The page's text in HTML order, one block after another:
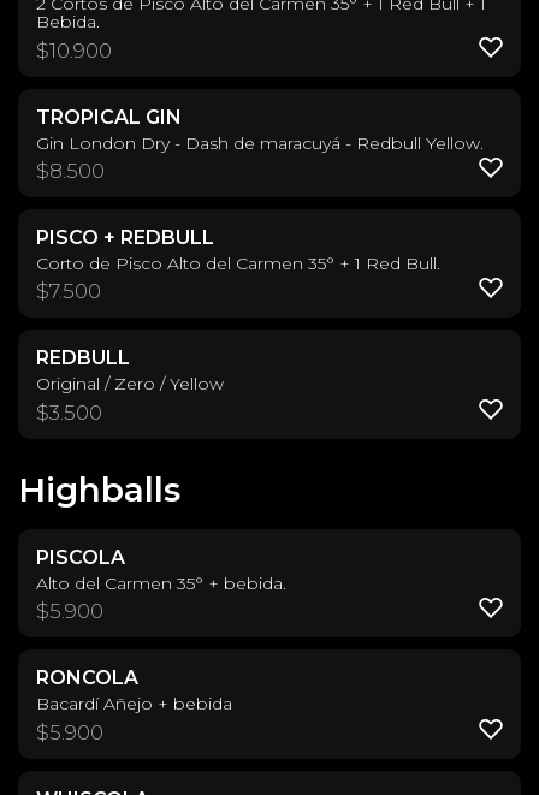
Bebida.
$10.900
TROPICAL GIN
Gin London Dry - Dash de maracuyá - Redbull Yellow.
$8.500
PISCO + REDBULL
Corto de Pisco Alto del Carmen 35° + 1 Red Bull.
$7.500
REDBULL
Original / Zero / Yellow
$3.500
Highballs
PISCOLA
Alto del Carmen 35° + bebida.
$5.900
RONCOLA
Bacardí Añejo + bebida
$5.900